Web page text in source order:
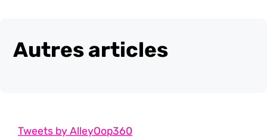
Autres articles
Tweets by AlleyOop360